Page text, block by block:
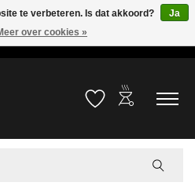
( 6,95 verzendkosten, vanaf 75
Verlanglijst
outdoor_grill
te verbeteren. Is dat akkoord?
Ja
over cookies »